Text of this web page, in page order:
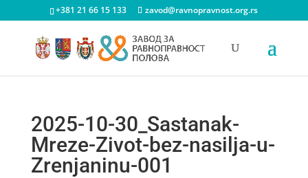
+381 21 66 15 133 zavod@ravnopravnost.org.rs
2025-10-30_Sastanak-
Mreze-Zivot-bez-nasilja-u-
Zrenjaninu-001